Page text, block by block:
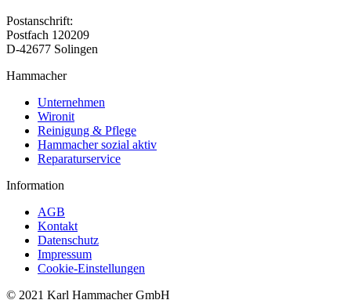
Postanschrift:
Postfach 120209
D-42677 Solingen
Hammacher
Unternehmen
Wironit
Reinigung & Pflege
Hammacher sozial aktiv
Reparaturservice
Information
AGB
Kontakt
Datenschutz
Impressum
Cookie-Einstellungen
© 2021 Karl Hammacher GmbH